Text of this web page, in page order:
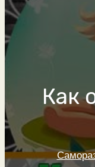
Как